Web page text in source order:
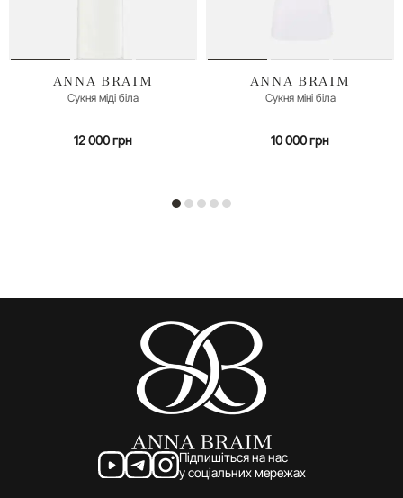
XS (42)
ANNA BRAIM
Сукня міді біла
12 000 грн
XS (42) M (46)
ANNA BRAIM
Сукня міні біла
10 000 грн
Підпишіться на нас
у соціальних мережах